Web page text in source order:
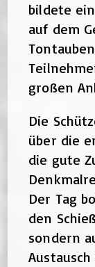
bildete
auf dem
großen
Die
über die
die gute
Der Tag
den
sondern